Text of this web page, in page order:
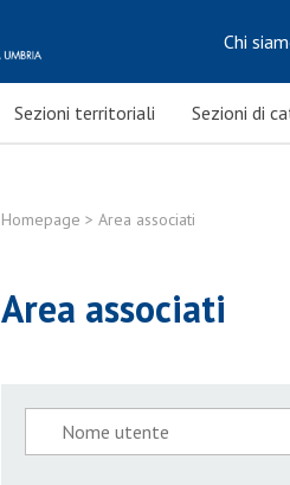
Chi
Sezioni territoriali Sezioni di
Homepage > Area associati
Area associati